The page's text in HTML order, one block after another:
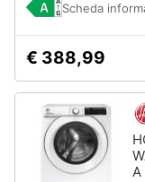
Scheda
€ 388,99